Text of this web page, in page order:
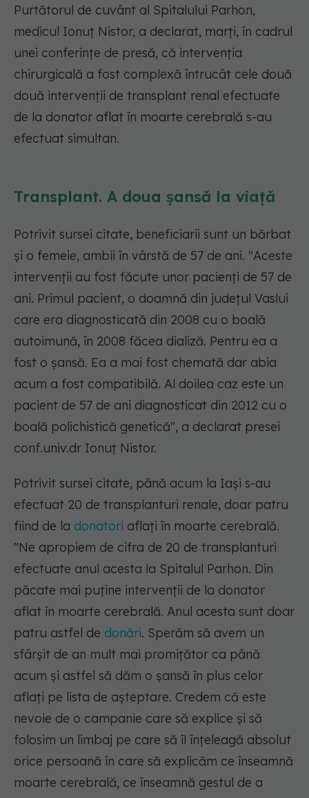
Purtătorul de cuvânt al Spitalului Parhon,
medicul Ionuţ Nistor, a declarat, marţi, în cadrul
unei conferinţe de presă, că intervenţia
chirurgicală a fost complexă întrucât cele două
două intervenţii de transplant renal efectuate
de la donator aflat în moarte cerebrală s-au
efectuat simultan.
Transplant. A doua șansă la viață
Potrivit sursei citate, beneficiarii sunt un bărbat
şi o femeie, ambii în vârstă de 57 de ani. "Aceste
intervenţii au fost făcute unor pacienţi de 57 de
ani. Primul pacient, o doamnă din judeţul Vaslui
care era diagnosticată din 2008 cu o boală
autoimună, în 2008 făcea dializă. Pentru ea a
fost o şansă. Ea a mai fost chemată dar abia
acum a fost compatibilă. Al doilea caz este un
pacient de 57 de ani diagnosticat din 2012 cu o
boală polichistică genetică", a declarat presei
conf.univ.dr Ionuţ Nistor.
Potrivit sursei citate, până acum la Iaşi s-au
efectuat 20 de transplanturi renale, doar patru
fiind de la donatori aflaţi în moarte cerebrală.
"Ne apropiem de cifra de 20 de transplanturi
efectuate anul acesta la Spitalul Parhon. Din
păcate mai puţine intervenţii de la donator
aflat în moarte cerebrală. Anul acesta sunt doar
patru astfel de donări. Sperăm să avem un
sfârşit de an mult mai promiţător ca până
acum şi astfel să dăm o şansă în plus celor
aflaţi pe lista de aşteptare. Credem că este
nevoie de o campanie care să explice şi să
folosim un limbaj pe care să îl înţeleagă absolut
orice persoană în care să explicăm ce înseamnă
moarte cerebrală, ce înseamnă gestul de a